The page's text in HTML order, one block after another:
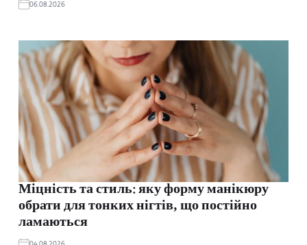
06.08.2026
Міцність та стиль: яку форму манікюру
обрати для тонких нігтів, що постійно
ламаються